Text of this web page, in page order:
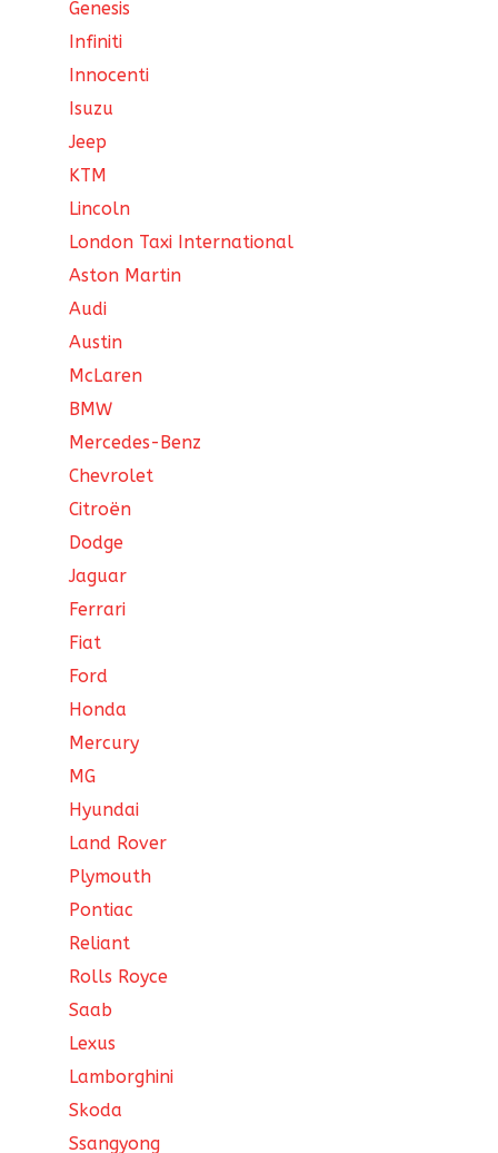
Genesis
Infiniti
Innocenti
Isuzu
Jeep
KTM
Lincoln
London Taxi International
Aston Martin
Audi
Austin
McLaren
BMW
Mercedes-Benz
Chevrolet
Citroën
Dodge
Jaguar
Ferrari
Fiat
Ford
Honda
Mercury
MG
Hyundai
Land Rover
Plymouth
Pontiac
Reliant
Rolls Royce
Saab
Lexus
Lamborghini
Skoda
Ssangyong